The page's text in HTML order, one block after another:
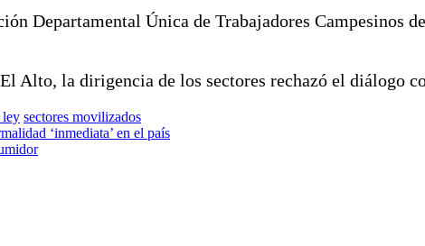
Departamental Única de Trabajadores Campesinos
Alto, la dirigencia de los sectores rechazó el diálogo
ley sectores movilizados
‘inmediata’ en el país